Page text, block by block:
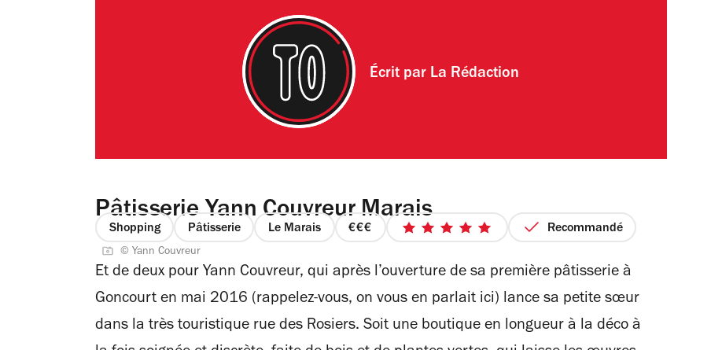
Écrit par La Rédaction
Pâtisserie Yann Couvreur Marais
Shopping Pâtisserie Le Marais
prix
sur
4
5
5
étoiles
Recommandé
© Yann Couvreur
Et de deux pour Yann Couvreur, qui après l’ouverture de sa première pâtisserie à
Goncourt en mai 2016 (rappelez-vous, on vous en parlait ici) lance sa petite sœur
dans la très touristique rue des Rosiers. Soit une boutique en longueur à la déco à